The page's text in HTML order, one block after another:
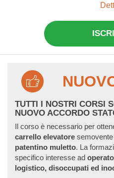
TUTTI I NOSTRI CORSI
NUOVO ACCORDO
Il corso è necessario per
carrello elevatore
patentino muletto. La
specifico interesse ad
logistico, disoccupati ed